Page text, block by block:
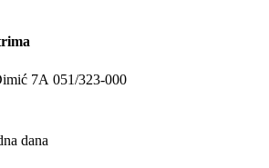
7A 051/323-000
dana